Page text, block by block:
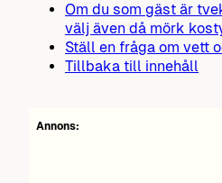
Om du som gäst är
välj även då mörk
Ställ en fråga om vett
Tillbaka till innehåll
Annons: